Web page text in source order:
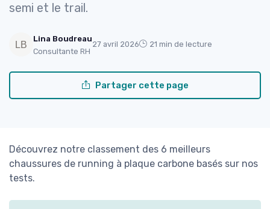
semi et le trail.
Lina Boudreau
Consultante RH
27 avril 2026 21 min de lecture
Partager cette page
Découvrez notre classement des 6 meilleurs
chaussures de running à plaque carbone basés sur nos
tests.